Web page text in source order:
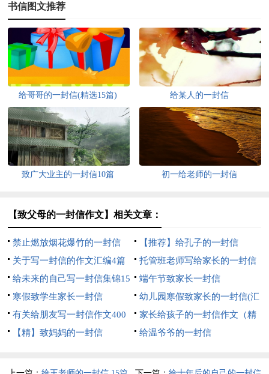
书信图文推荐
给哥哥的一封信(精选15篇) 给某人的一封信
致广大业主的一封信10篇 初一给老师的一封信
【致父母的一封信作文】相关文章：
禁止燃放烟花爆竹的一封信
【推荐】给孔子的一封信
关于写一封信的作文汇编4篇
托管班老师写给家长的一封信
（精选7篇）
给未来的自己写一封信集锦15
篇
端午节致家长一封信
寒假致学生家长一封信
幼儿园寒假致家长的一封信(汇
编15篇)
有关给朋友写一封信作文400
字汇总6篇
家长给孩子的一封信作文（精
选9篇）
【精】致妈妈的一封信 给温爷爷的一封信